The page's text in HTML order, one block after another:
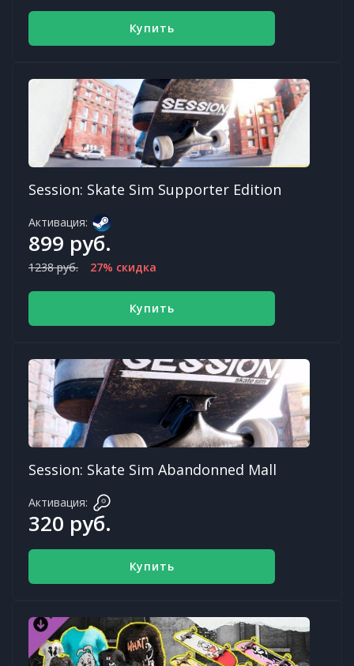
Купить
Session: Skate Sim Supporter Edition
Активация:
899 руб.
1238 руб. 27% скидка
Купить
Session: Skate Sim Abandonned Mall
Активация:
320 руб.
Купить